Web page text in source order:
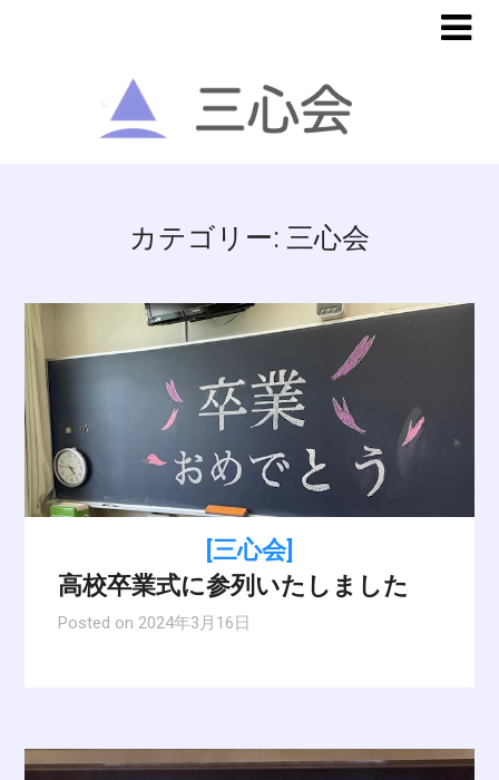
カテゴリー: 三心会
[三心会]
高校卒業式に参列いたしました
Posted on 2024年3月16日